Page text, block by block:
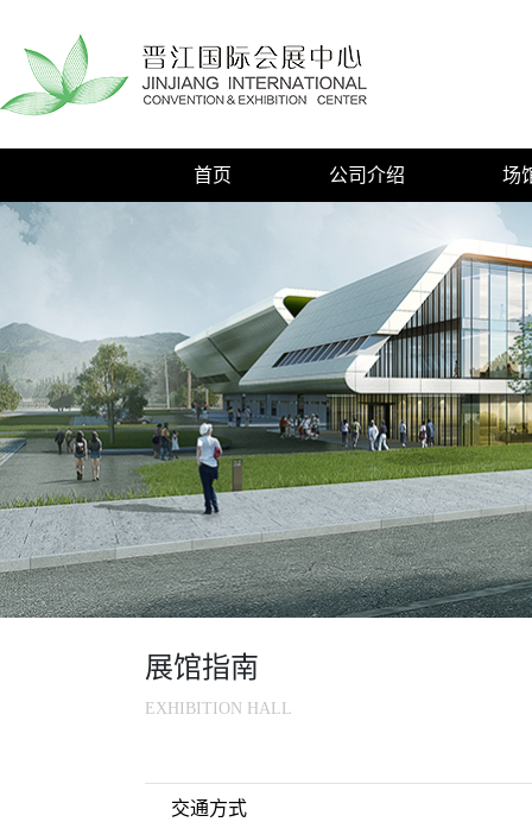
首页 公司介绍 场
展馆指南
EXHIBITION HALL
交通方式